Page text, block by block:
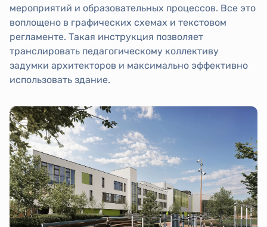
мероприятий и образовательных процессов. Все это
воплощено в графических схемах и текстовом
регламенте. Такая инструкция позволяет
транслировать педагогическому коллективу
задумки архитекторов и максимально эффективно
использовать здание.